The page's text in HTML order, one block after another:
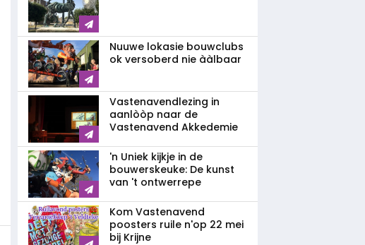
Nuuwe lokasie bouwclubs
ok versoberd nie ààlbaar
Vastenavendlezing in
aanlòòp naar de
Vastenavend Akkedemie
'n Uniek kijkje in de
bouwerskeuke: De kunst
van 't ontwerrepe
Kom Vastenavend
poosters ruile n'op 22 mei
bij Krijne